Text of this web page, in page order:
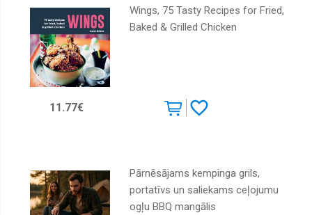
Wings, 75 Tasty Recipes for Fried,
Baked & Grilled Chicken
11.77€
Pārnēsājams kempinga grils,
portatīvs un saliekams ceļojumu
ogļu BBQ mangālis